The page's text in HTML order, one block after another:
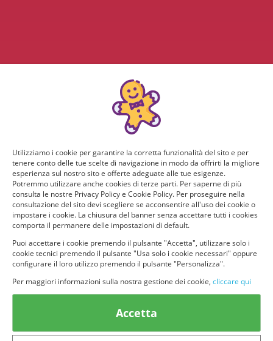
© provaprodottigratis.it 2023 | All Rights Reserved.
Categorie in evidenza
Bellezza
Alimenti e bevande
Utilizziamo i cookie per garantire la corretta funzionalità del sito e per
tenere conto delle tue scelte di navigazione in modo da offrirti la migliore
esperienza sul nostro sito e offerte adeguate alle tue esigenze.
Potremmo utilizzare anche cookies di terze parti. Per saperne di più
consulta le nostre Privacy Policy e Cookie Policy. Per proseguire nella
consultazione del sito devi scegliere se acconsentire all'uso dei cookie o
impostare i cookie. La chiusura del banner senza accettare tutti i cookies
comporta il permanere delle impostazioni di default.
Puoi accettare i cookie premendo il pulsante "Accetta", utilizzare solo i
cookie tecnici premendo il pulsante "Usa solo i cookie necessari" oppure
configurare il loro utilizzo premendo il pulsante "Personalizza".
Per maggiori informazioni sulla nostra gestione dei cookie, cliccare qui
Accetta